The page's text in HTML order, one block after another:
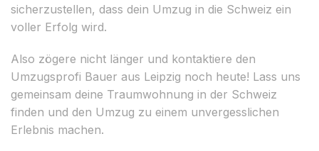
sicherzustellen, dass dein Umzug in die Schweiz ein
voller Erfolg wird.
Also zögere nicht länger und kontaktiere den
Umzugsprofi Bauer aus Leipzig noch heute! Lass uns
gemeinsam deine Traumwohnung in der Schweiz
finden und den Umzug zu einem unvergesslichen
Erlebnis machen.